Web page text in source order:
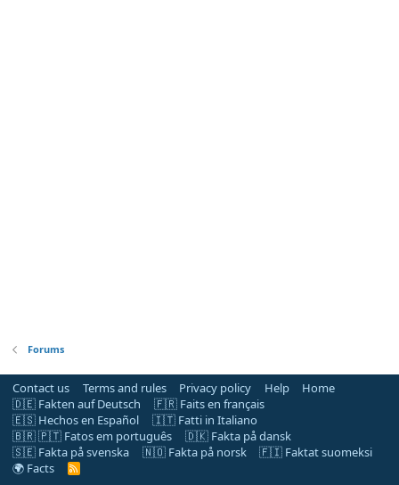
Forums
Contact us Terms and rules Privacy policy Help
Home
🇩🇪 Fakten auf Deutsch
🇫🇷 Faits en français
🇪🇸 Hechos en Español
🇮🇹 Fatti in Italiano
🇧🇷 🇵🇹 Fatos em português
🇩🇰 Fakta på dansk
🇸🇪 Fakta på svenska
🇳🇴 Fakta på norsk
🇫🇮 Faktat suomeksi
🌍 Facts
R